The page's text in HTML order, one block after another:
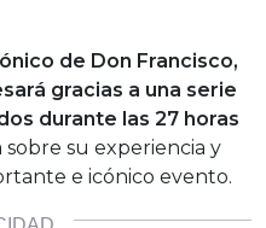
de Don Francisco,
gracias a una serie
durante las 27 horas
sobre su experiencia y
e icónico evento.